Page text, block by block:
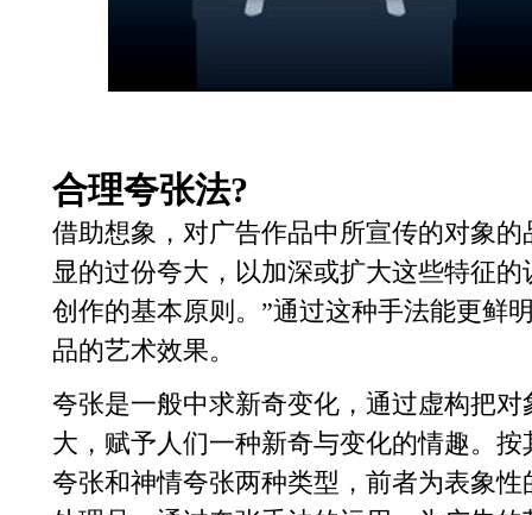
合理夸张法?
借助想象，对广告作品中所宣传的对象
显的过份夸大，以加深或扩大这些特征
创作的基本原则。”通过这种手法能更鲜
品的艺术效果。
夸张是一般中求新奇变化，通过虚构把
大，赋予人们一种新奇与变化的情趣。
夸张和神情夸张两种类型，前者为表象